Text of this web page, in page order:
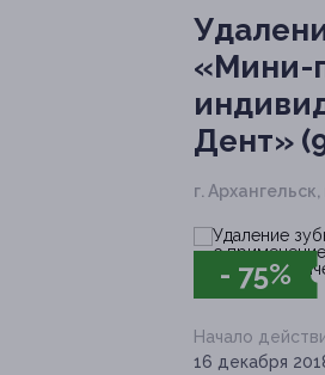
«Мини-
Дент»
г.
- 75%
Начало
16 декабря